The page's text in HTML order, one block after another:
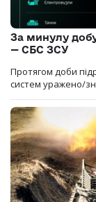
За минулу
— СБС ЗСУ
Протягом доби
систем уражено/